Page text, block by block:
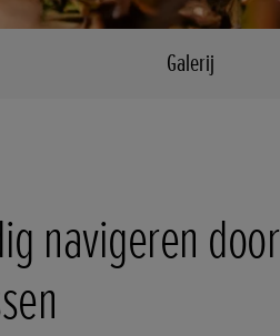
Galerij
navigeren door